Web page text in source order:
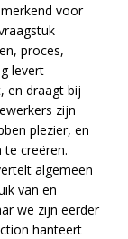
voor
proces,
levert
en draagt bij
zijn
plezier, en
te creëren.
algemeen
van en
we zijn eerder
hanteert